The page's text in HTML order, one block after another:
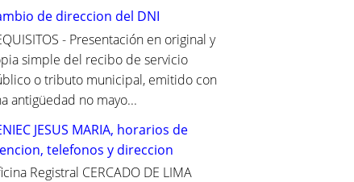
de direccion del DNI
- Presentación en original y
simple del recibo de servicio
o tributo municipal, emitido con
antigüedad no mayo...
JESUS MARIA, horarios de
telefonos y direccion
Registral CERCADO DE LIMA